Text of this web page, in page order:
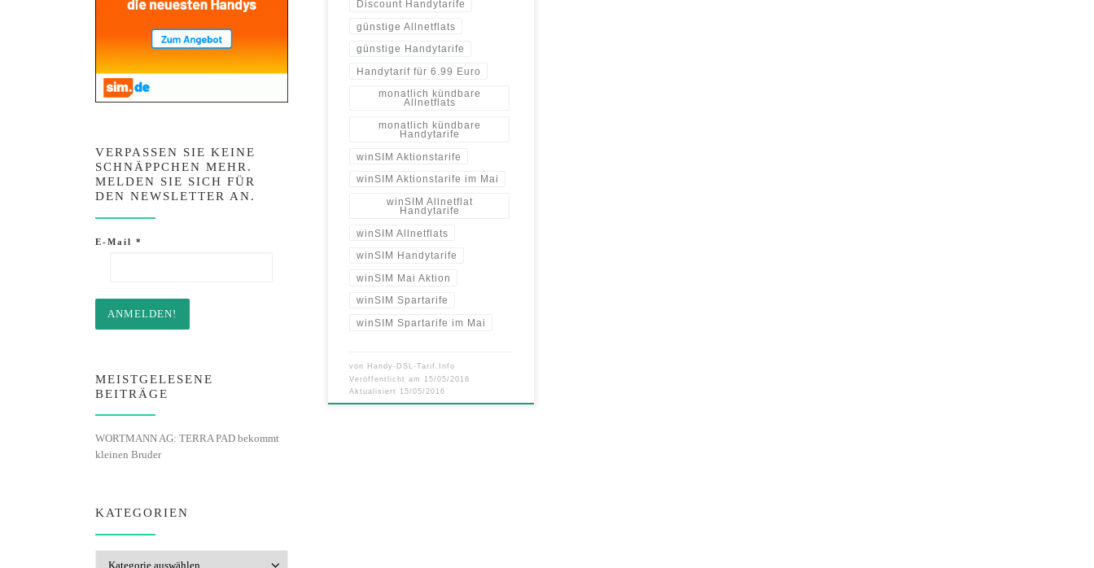
Discount Handytarife
günstige Allnetflats
günstige Handytarife
Handytarif für 6.99 Euro
monatlich kündbare
Allnetflats
monatlich kündbare
Handytarife
winSIM Aktionstarife
winSIM Aktionstarife im Mai
winSIM Allnetflat
Handytarife
winSIM Allnetflats
winSIM Handytarife
winSIM Mai Aktion
winSIM Spartarife
winSIM Spartarife im Mai
von Handy-DSL-Tarif.Info
Veröffentlicht am 15/05/2016
Aktualisiert 15/05/2016
VERPASSEN SIE KEINE
SCHNÄPPCHEN MEHR.
MELDEN SIE SICH FÜR
DEN NEWSLETTER AN.
E-Mail *
MEISTGELESENE
BEITRÄGE
WORTMANN AG: TERRA PAD bekommt
kleinen Bruder
KATEGORIEN